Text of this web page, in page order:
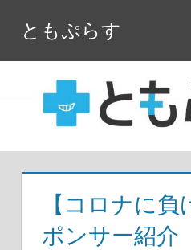
テ
ス
ともぷらす
【コロナに
ポンサー紹